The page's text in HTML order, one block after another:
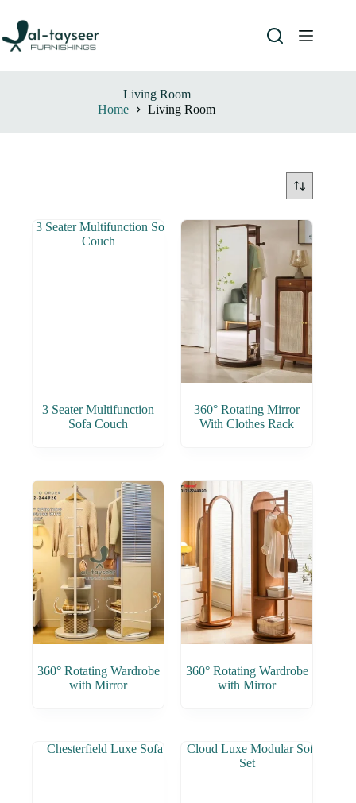
Living Room
Home
Living Room
3 Seater Multifunction
Sofa Couch
360° Rotating Mirror
With Clothes Rack
360° Rotating Wardrobe
with Mirror
360° Rotating Wardrobe
with Mirror